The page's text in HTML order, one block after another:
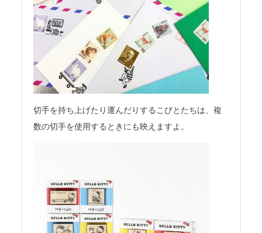
切手を持ち上げたり運んだりするこびとたちは、複
数の切手を使用するときにも映えますよ。